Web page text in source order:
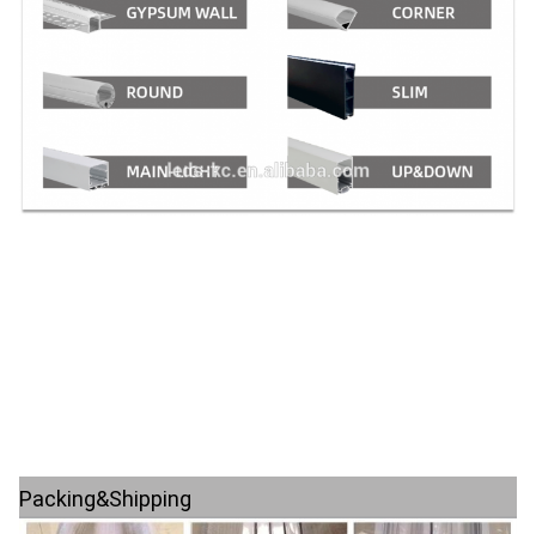
Packing&Shipping